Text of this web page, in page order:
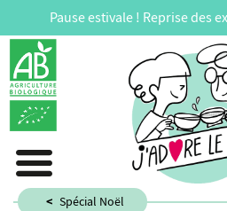
Pause estivale ! Reprise des
Spécial Noël